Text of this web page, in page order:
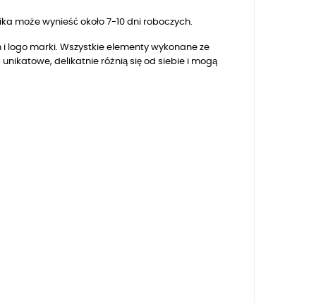
może wynieść około 7-10 dni roboczych.
logo marki. Wszystkie elementy wykonane ze
delikatnie różnią się od siebie i mogą